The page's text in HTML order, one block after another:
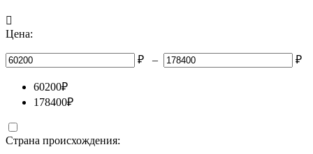

Цена:
₽ – ₽
60200₽
178400₽
Страна происхождения: